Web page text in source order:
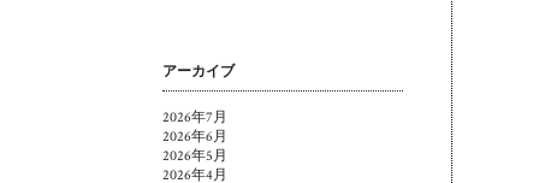
アーカイブ
2026年7月
2026年6月
2026年5月
2026年4月